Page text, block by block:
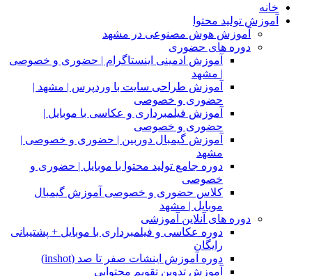
خانه
آموزش تولید محتوا
آموزش هوش مصنوعی در مشهد
دوره های حضوری
آموزش ادمینی اینستاگرام | حضوری و خصوصی
| مشهد
آموزش طراحی سایت با وردپرس | مشهد |
حضوری و خصوصی
آموزش فیلمبرداری و عکاسی با موبایل |
حضوری و خصوصی
آموزش گیمبال دوربین | حضوری و خصوصی |
مشهد
دوره جامع تولید محتوا با موبایل | حضوری و
خصوصی
کلاس حضوری و خصوصی آموزش گیمبال
موبایل | مشهد
دوره های آنلاین آموزشی
دوره عکاسی و فیلمبرداری با موبایل + پشتیبانی
رایگان
دوره آموزش اینشات صفر تا صد (inshot)
آموزش تدوین تقویم محتوایی